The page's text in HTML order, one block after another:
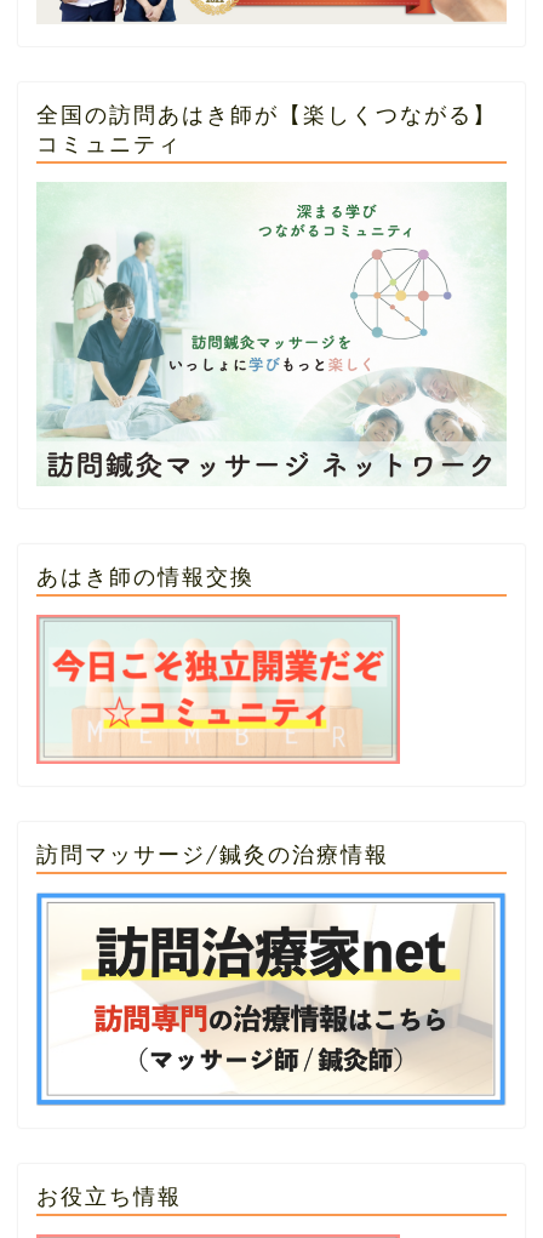
全国の訪問あはき師が【楽しくつながる】
コミュニティ
あはき師の情報交換
訪問マッサージ/鍼灸の治療情報
お役立ち情報